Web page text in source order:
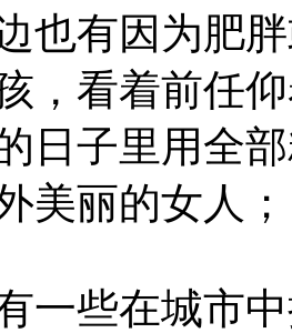
有因为肥胖
，看着前任
日子里用全
美丽的女人；
些在城市中